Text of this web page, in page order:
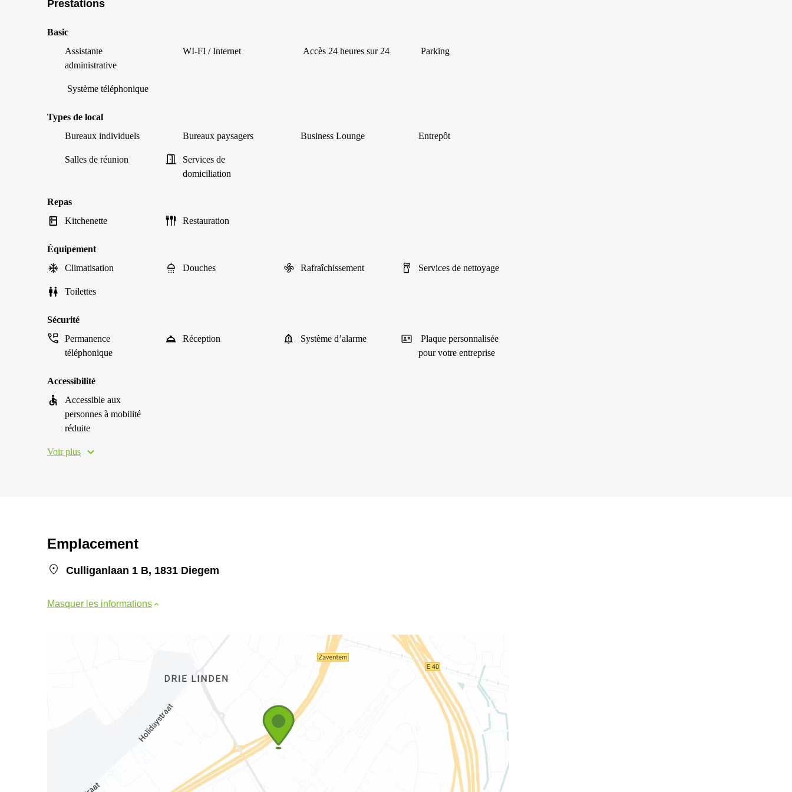
Prestations
Basic
Assistante
administrative
WI-FI / Internet Accès 24 heures sur 24 Parking
Système téléphonique
Types de local
Bureaux individuels
Bureaux paysagers Business Lounge Entrepôt
Salles de réunion
Services de
domiciliation
Repas
Kitchenette
Restauration
Équipement
Climatisation
Douches Rafraîchissement Services de nettoyage
Toilettes
Sécurité
Permanence
téléphonique
Réception Système d’alarme
Plaque personnalisée
pour votre entreprise
Accessibilité
Accessible aux
personnes à mobilité
réduite
Voir plus
Emplacement
Culliganlaan 1 B, 1831 Diegem
Masquer les informations